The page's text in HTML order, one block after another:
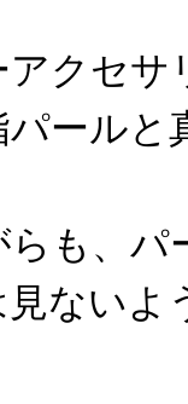
クセサ
パール
も、パ
ないよ